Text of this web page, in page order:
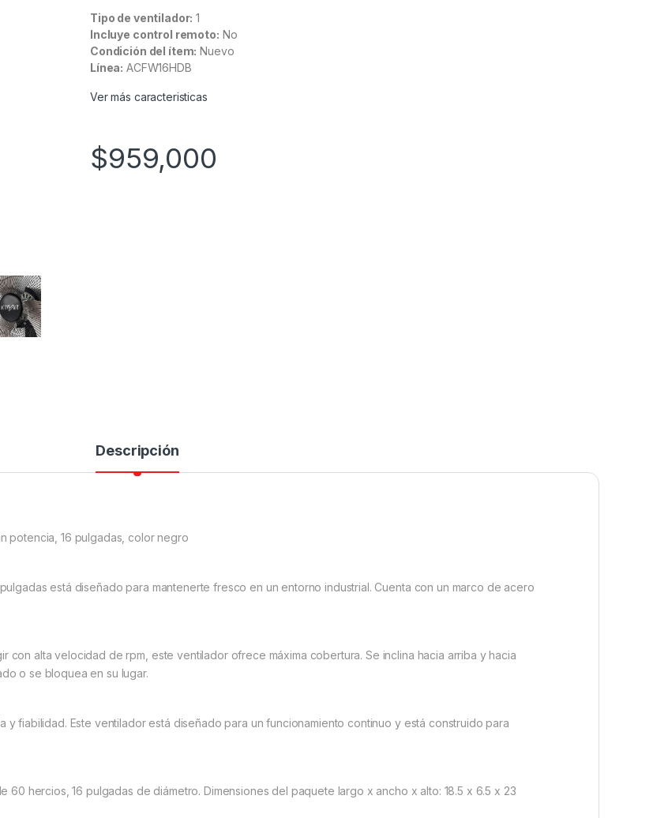
Tipo de ventilador: 1
Incluye control remoto: No
Condición del ítem: Nuevo
Línea: ACFW16HDB
Ver más caracteristicas
$959,000
Descripción
potencia, 16 pulgadas, color negro
está diseñado para mantenerte fresco en un entorno industrial. Cuenta con un marco de acero
alta velocidad de rpm, este ventilador ofrece máxima cobertura. Se inclina hacia arriba y hacia
o se bloquea en su lugar.
fiabilidad. Este ventilador está diseñado para un funcionamiento continuo y está construido para
60 hercios, 16 pulgadas de diámetro. Dimensiones del paquete largo x ancho x alto: 18.5 x 6.5 x 23